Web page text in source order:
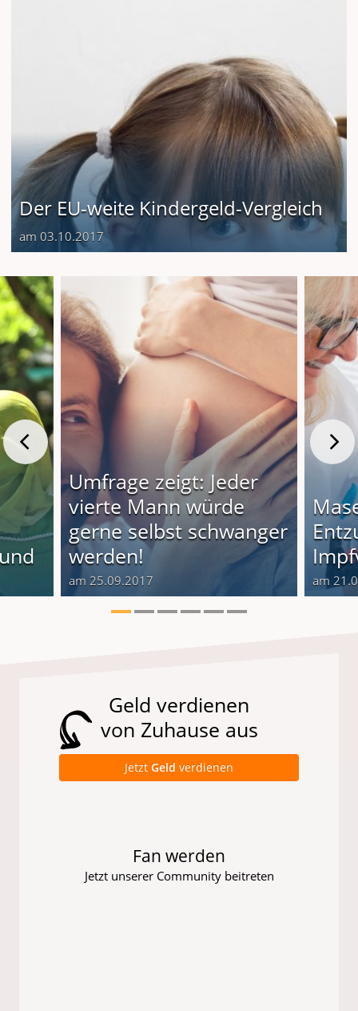
Der EU-weite Kindergeld-Vergleich
am 03.10.2017
Umfrage zeigt: Jeder
vierte Mann würde
gerne selbst schwanger
werden!
am 25.09.2017 am
Geld verdienen
von Zuhause aus
Jetzt Geld verdienen
Fan werden
Jetzt unserer Community beitreten